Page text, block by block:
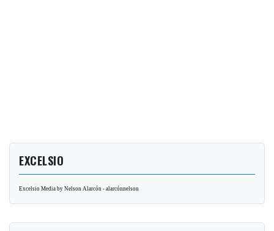
EXCELSIO
Excelsio Media by Nelson Alarcón - alarcónnelson